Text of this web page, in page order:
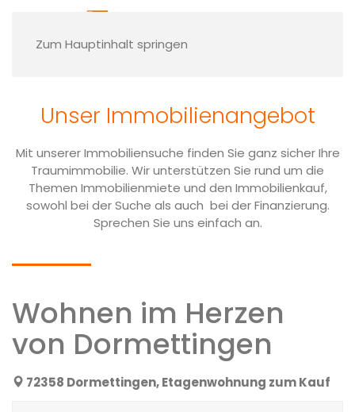
Zum Hauptinhalt springen
Finden Sie Ihre
Traumimmobilie
nach einem passenden Grundstück? Dann
werfen Sie ein Blick auf unsere
Immobilienangebote!
Nehmen Sie Kontakt mit uns auf
Unser Immobilien­angebot
Mit unserer Immobiliensuche finden Sie ganz sicher Ihre
Traumimmobilie. Wir unterstützen Sie rund um die
Themen Immobilienmiete und den Immobilienkauf,
sowohl bei der Suche als auch bei der Finanzierung.
Sprechen Sie uns einfach an.
Wohnen im Herzen
von Dormettingen
72358 Dormettingen, Etagenwohnung zum Kauf